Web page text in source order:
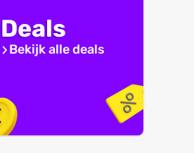
Deals
Bekijk alle deals